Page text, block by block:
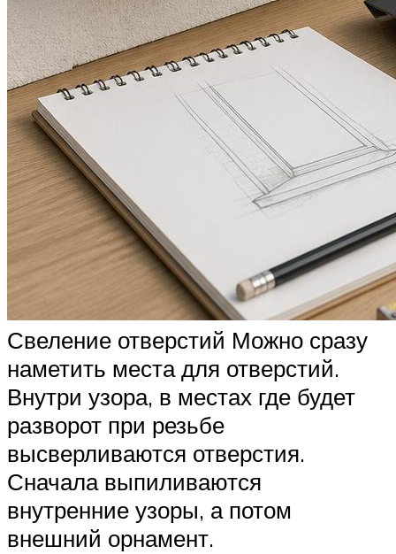
Свеление отверстий Можно сразу
наметить места для отверстий.
Внутри узора, в местах где будет
разворот при резьбе
высверливаются отверстия.
Сначала выпиливаются
внутренние узоры, а потом
внешний орнамент.